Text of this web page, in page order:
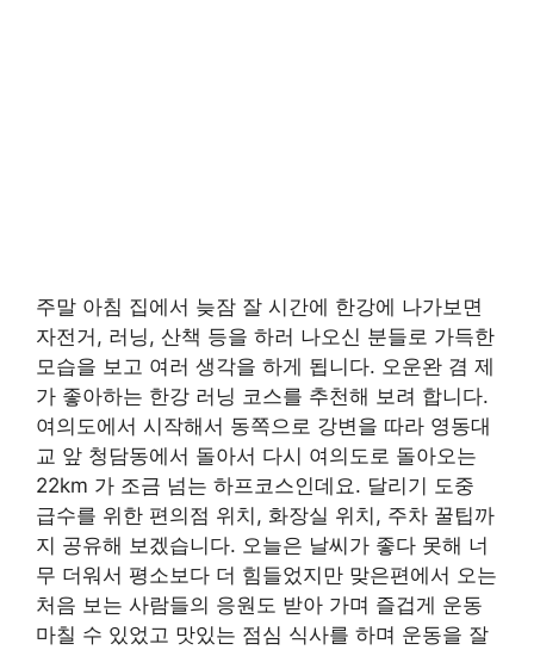
주말 아침 집에서 늦잠 잘 시간에 한강에 나가보면
자전거, 러닝, 산책 등을 하러 나오신 분들로 가득한
모습을 보고 여러 생각을 하게 됩니다. 오운완 겸 제
가 좋아하는 한강 러닝 코스를 추천해 보려 합니다.
여의도에서 시작해서 동쪽으로 강변을 따라 영동대
교 앞 청담동에서 돌아서 다시 여의도로 돌아오는
22km 가 조금 넘는 하프코스인데요. 달리기 도중
급수를 위한 편의점 위치, 화장실 위치, 주차 꿀팁까
지 공유해 보겠습니다. 오늘은 날씨가 좋다 못해 너
무 더워서 평소보다 더 힘들었지만 맞은편에서 오는
처음 보는 사람들의 응원도 받아 가며 즐겁게 운동
마칠 수 있었고 맛있는 점심 식사를 하며 운동을 잘